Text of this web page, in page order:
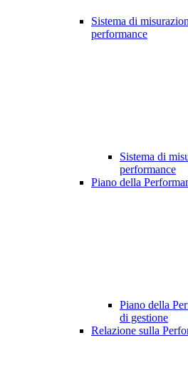
Sistema di
performance
Sistema di
performance
Piano della
Piano della
di gestione
Relazione sulla